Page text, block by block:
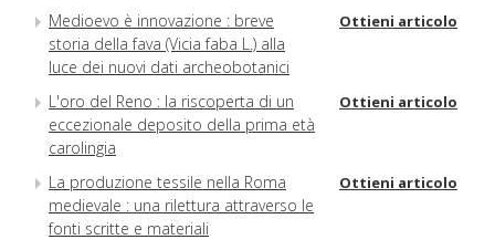
Medioevo è innovazione : breve
storia della fava (Vicia faba L.) alla
luce dei nuovi dati archeobotanici
Ottieni articolo
L'oro del Reno : la riscoperta di un
eccezionale deposito della prima età
carolingia
Ottieni articolo
La produzione tessile nella Roma
medievale : una rilettura attraverso le
fonti scritte e materiali
Ottieni articolo